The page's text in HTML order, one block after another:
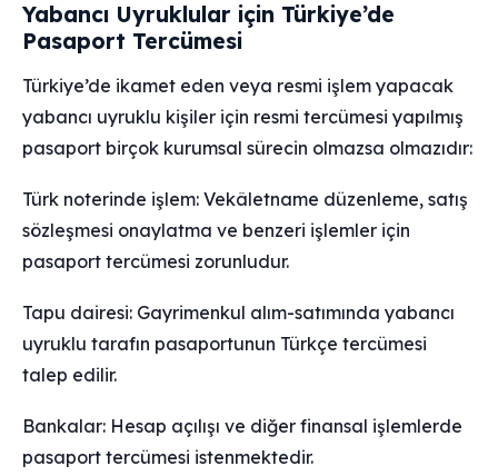
Yabancı Uyruklular için Türkiye’de
Pasaport Tercümesi
Türkiye’de ikamet eden veya resmi işlem yapacak
yabancı uyruklu kişiler için resmi tercümesi yapılmış
pasaport birçok kurumsal sürecin olmazsa olmazıdır:
Türk noterinde işlem: Vekâletname düzenleme, satış
sözleşmesi onaylatma ve benzeri işlemler için
pasaport tercümesi zorunludur.
Tapu dairesi: Gayrimenkul alım-satımında yabancı
uyruklu tarafın pasaportunun Türkçe tercümesi
talep edilir.
Bankalar: Hesap açılışı ve diğer finansal işlemlerde
pasaport tercümesi istenmektedir.